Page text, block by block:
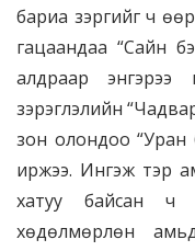
бариа зэргийг ч
гацаандаа “Сайн
алдраар энгэрээ
зэрэглэлийн
зон олондоо “Уран
иржээ. Ингэж тэр
хатуу байсан ч
хөдөлмөрлөн